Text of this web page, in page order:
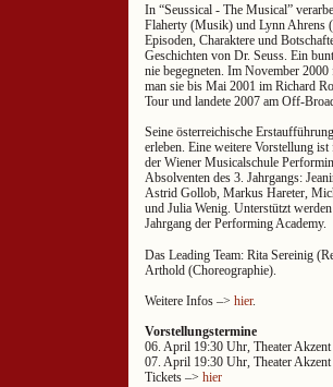
In “Seussical - The Musical”
Flaherty (Musik) und Lynn Ahrens
Episoden, Charaktere und
Geschichten von Dr. Seuss. Ein
nie begegneten. Im November
man sie bis Mai 2001 im Richard
Tour und landete 2007 am Off-
Seine österreichische
erleben. Eine weitere Vorstellung
der Wiener Musicalschule
Absolventen des 3. Jahrgangs:
Astrid Gollob, Markus Hareter,
und Julia Wenig. Unterstützt
Jahrgang der Performing Academy.
Das Leading Team: Rita Sereinig
Arthold (Choreographie).
Weitere Infos –> hier.
Vorstellungstermine
06. April 19:30 Uhr, Theater Akzent
07. April 19:30 Uhr, Theater Akzent
Tickets –> hier